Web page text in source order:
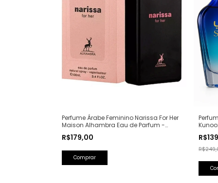
Perfume Árabe Feminino Narissa For Her
Maison Alhambra Eau de Parfum -
For Her)
R$179,00